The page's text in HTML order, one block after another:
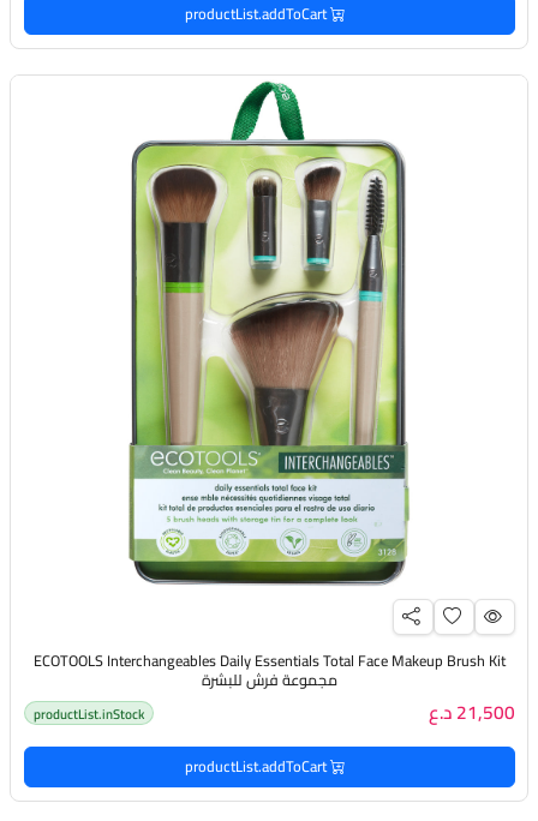
productList.addToCart
ECOTOOLS Interchangeables Daily Essentials Total Face Makeup Brush Kit
مجموعة فرش للبشرة
21,500 د.ع productList.inStock
productList.addToCart